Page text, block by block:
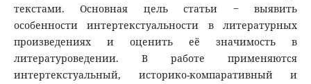
текстами. Основная цель статьи ‒ выявить
особенности интертекстуальности в литературных
произведениях и оценить её значимость в
литературоведении. В работе применяются
интертекстуальный, историко-компаративный и